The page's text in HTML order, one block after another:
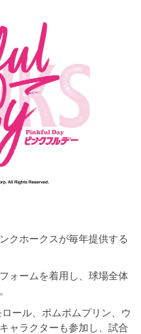
クホークスが毎年提供する
ォームを着用し、球場全体
ール、ポムポムプリン、ウ
ャラクターも参加し、試合